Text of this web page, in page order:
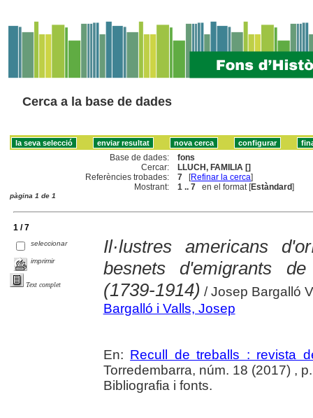
Cerca a la base de dades
Base de dades:
fons
Cercar:
LLUCH, FAMILIA []
Referències trobades:
7 [Refinar la cerca]
Mostrant:
1 .. 7 en el format [Estàndard]
pàgina 1 de 1
1 / 7
seleccionar
imprimir
Text complet
Il·lustres americans
besnets d'emigrants
(1739-1914) / Josep Bargalló
Bargalló i Valls, Josep
En: Recull de treballs : revista
Torredembarra, núm. 18 (2017) ,
Bibliografia i fonts.